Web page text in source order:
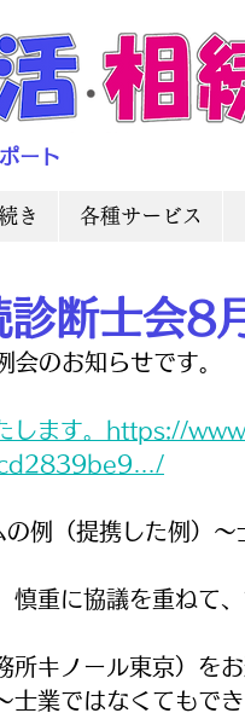
ート
き 各種サービス
断士会8
のお知らせです。
たします。https://
例（提携した例）
慎重に協議を重ねて
キノール東京）を
士業ではなくてもで